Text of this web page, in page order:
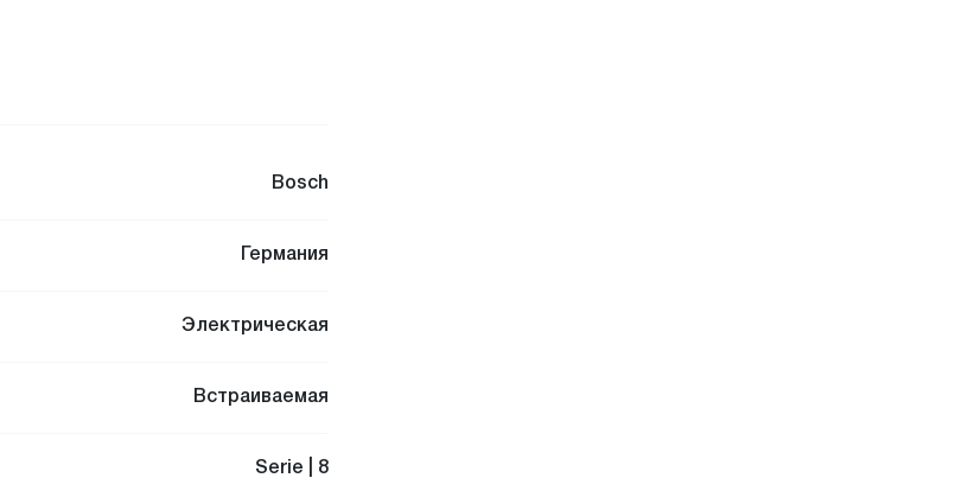
Bosch
Германия
Электрическая
Встраиваемая
Serie | 8